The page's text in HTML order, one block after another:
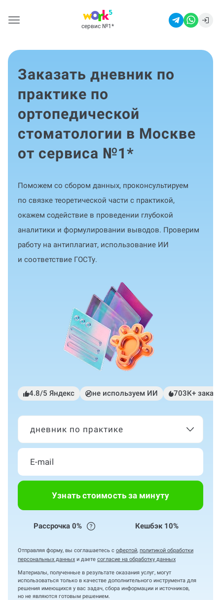
сервис №1 *
Заказать дневник по
практике по
ортопедической
стоматологии в Москве
от сервиса №1*
Поможем со сбором данных, проконсультируем
по связке теоретической части с практикой,
окажем содействие в проведении глубокой
аналитики и формулировании выводов. Проверим
работу на антиплагиат, использование ИИ
и соответствие ГОСТу.
4.8/5 Яндекс не используем ИИ 703К+
дневник по практике
Узнать стоимость за минуту
Рассрочка 0% Кешбэк 10%
Отправляя форму, вы соглашаетесь с офертой, политикой обработки
персональных данных и даете согласие на обработку данных
Материалы, полученные в результате оказания услуг, могут
использоваться только в качестве дополнительного инструмента для
решения имеющихся у вас задач, сбора информации и источников,
но не являются готовым решением.